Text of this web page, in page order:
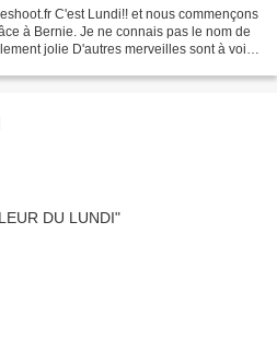
C'est Lundi!! et nous commençons
à Bernie. Je ne connais pas le nom de
jolie D'autres merveilles sont à voir